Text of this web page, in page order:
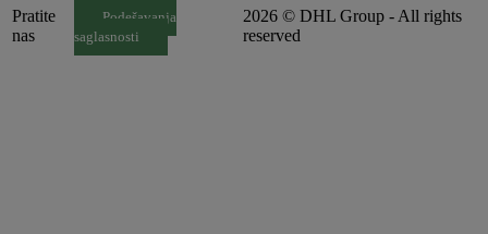
Pratite
nas
Podešavanja
saglasnosti
2026 © DHL Group - All rights
reserved